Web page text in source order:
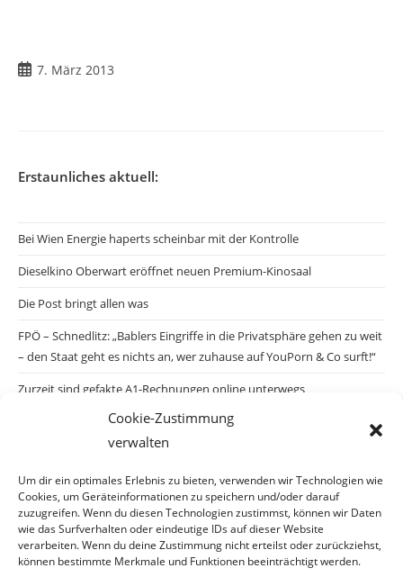
Cookie-Zustimmung
verwalten
Um dir ein optimales Erlebnis zu bieten, verwenden wir Technologien wie
Cookies, um Geräteinformationen zu speichern und/oder darauf
zuzugreifen. Wenn du diesen Technologien zustimmst, können wir Daten
wie das Surfverhalten oder eindeutige IDs auf dieser Website
verarbeiten. Wenn du deine Zustimmung nicht erteilst oder zurückziehst,
können bestimmte Merkmale und Funktionen beeinträchtigt werden.
7. März 2013
Erstaunliches aktuell:
Bei Wien Energie haperts scheinbar mit der Kontrolle
Dieselkino Oberwart eröffnet neuen Premium-Kinosaal
Die Post bringt allen was
FPÖ – Schnedlitz: „Bablers Eingriffe in die Privatsphäre gehen zu weit
– den Staat geht es nichts an, wer zuhause auf YouPorn & Co surft!“
Zurzeit sind gefakte A1-Rechnungen online unterwegs
Salzburgs Juden und ihre Sicherheit: „Erst nach einem Anschlag wäre
die Gefahr endlich konkret!“
Biologisches Wunder in Ceuta
Ein vermeintliches Abschiebemärchen
Archiv